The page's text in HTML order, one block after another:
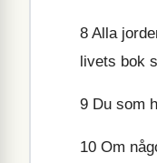
8 Alla
livets bok
9 Du som
10 Om